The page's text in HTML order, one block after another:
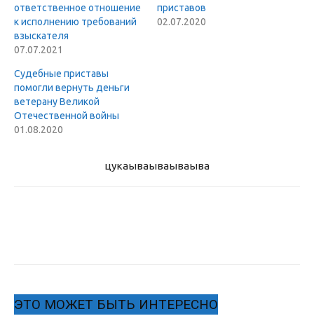
ответственное отношение
к исполнению требований
взыскателя
07.07.2021
приставов
02.07.2020
Судебные приставы
помогли вернуть деньги
ветерану Великой
Отечественной войны
01.08.2020
цукаываываываыва
ЭТО МОЖЕТ БЫТЬ ИНТЕРЕСНО